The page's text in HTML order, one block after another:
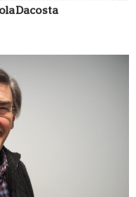
Dacosta